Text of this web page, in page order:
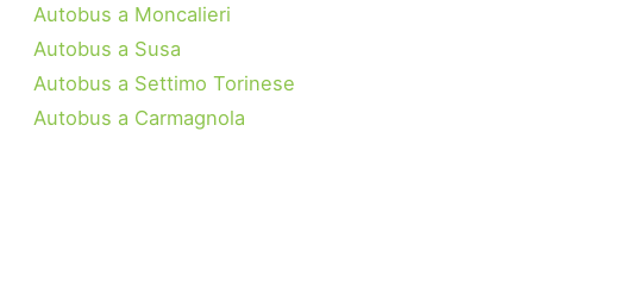
Autobus a Moncalieri
Autobus a Susa
Autobus a Settimo Torinese
Autobus a Carmagnola